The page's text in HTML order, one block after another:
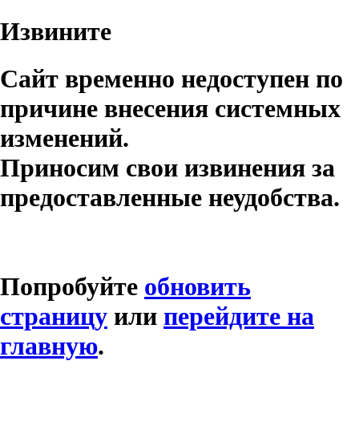
Извините
Сайт временно недоступен по
причине внесения системных
изменений.
Приносим свои извинения за
предоставленные неудобства.
Попробуйте обновить
страницу или перейдите на
главную.